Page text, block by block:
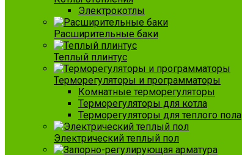
Электрокотлы
Расширительные баки
Теплый плинтус
Терморегуляторы и программаторы
Комнатные терморегуляторы
Терморегуляторы для котла
Терморегуляторы для теплого пола
Электрический теплый пол